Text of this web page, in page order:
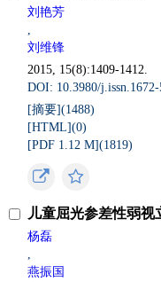
刘艳芳
,
刘维锋
2015, 15(8):1409-1412.
DOI: 10.3980/
[摘要](1488)
[HTML](0)
[PDF 1.12 M](1819)
儿童屈光参差性弱
杨磊
,
燕振国